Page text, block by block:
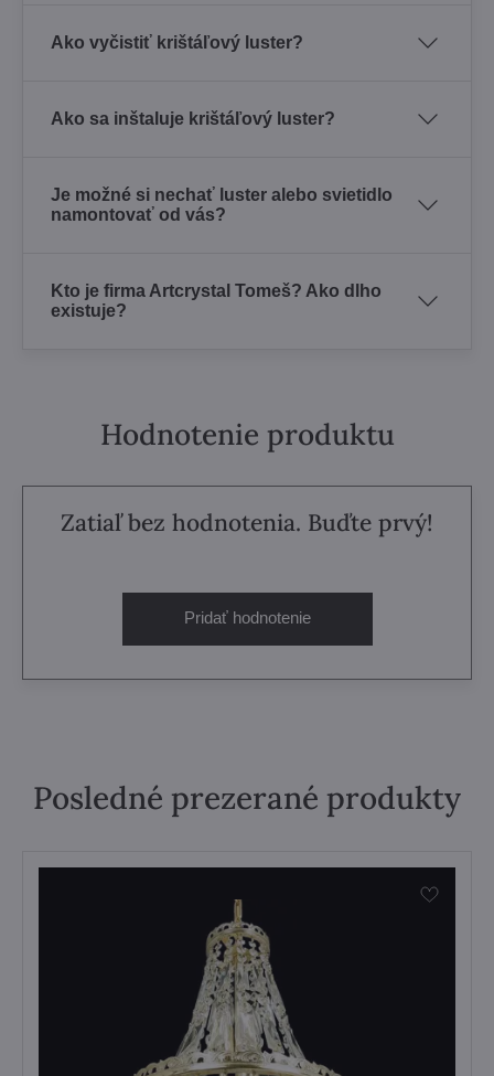
Ako vyčistiť krištáľový luster?
Ako sa inštaluje krištáľový luster?
Je možné si nechať luster alebo svietidlo
namontovať od vás?
Kto je firma Artcrystal Tomeš? Ako dlho
existuje?
Hodnotenie produktu
Zatiaľ bez hodnotenia. Buďte prvý!
Pridať hodnotenie
Posledné prezerané produkty